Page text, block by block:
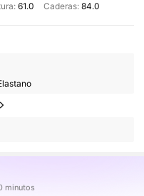
61.0 Caderas: 84.0
minutos